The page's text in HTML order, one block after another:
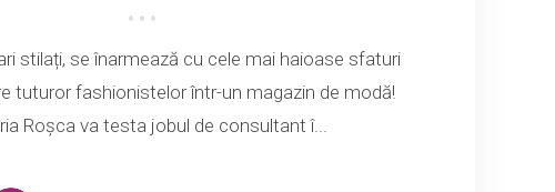
stilați, se înarmează cu cele mai haioase sfaturi
tuturor fashionistelor într-un magazin de modă!
Roșca va testa jobul de consultant î...